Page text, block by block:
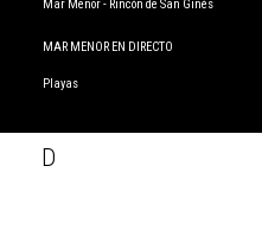
Mar Menor - Rincón de San Ginés
MAR MENOR EN DIRECTO
Playas
D